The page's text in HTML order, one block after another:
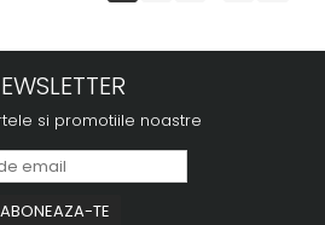
si promotiile noastre